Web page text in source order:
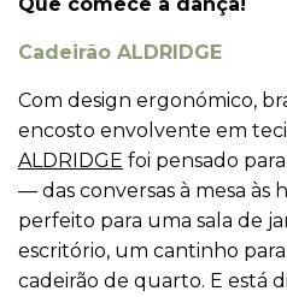
Cadeirão ALDRIDGE
Com design ergonómico,
encosto envolvente em
ALDRIDGE foi pensado
— das conversas à mesa às
perfeito para uma sala de
escritório, um cantinho
cadeirão de quarto. E está